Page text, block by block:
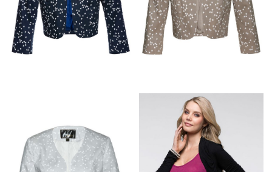
W GWIAZDKI
GRANATOWE
ELEGANCKIE BOLERKO
W GWIAZDKI
BRĄZOWE